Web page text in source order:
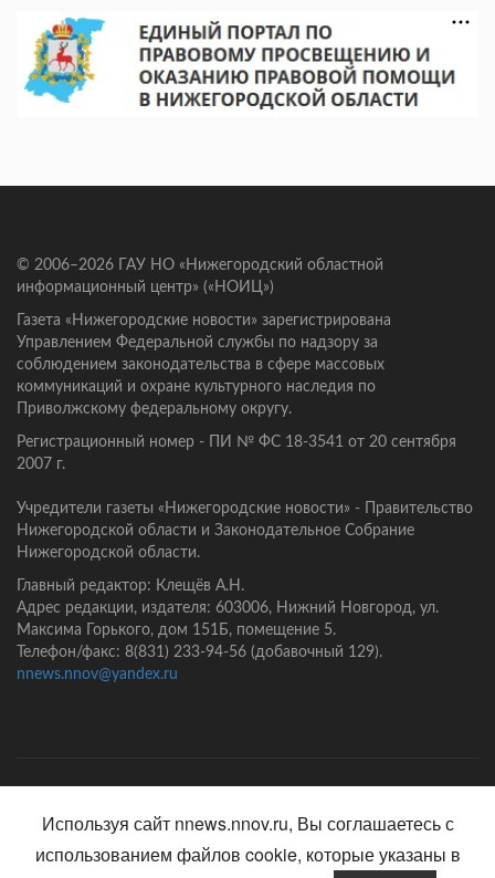
© 2006–2026 ГАУ НО «Нижегородский областной
информационный центр» («НОИЦ»)
Газета «Нижегородские новости» зарегистрирована
Управлением Федеральной службы по надзору за
соблюдением законодательства в сфере массовых
коммуникаций и охране культурного наследия по
Приволжскому федеральному округу.
Регистрационный номер - ПИ № ФС 18-3541 от 20 сентября
2007 г.
Учредители газеты «Нижегородские новости» - Правительство
Нижегородской области и Законодательное Собрание
Нижегородской области.
Главный редактор: Клещёв А.Н.
Адрес редакции, издателя: 603006, Нижний Новгород, ул.
Максима Горького, дом 151Б, помещение 5.
Телефон/факс: 8(831) 233-94-56 (добавочный 129).
nnews.nnov@yandex.ru
Используя сайт nnews.nnov.ru, Вы соглашаетесь с
использованием файлов cookie, которые указаны в